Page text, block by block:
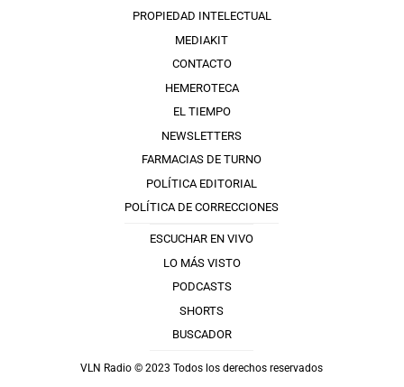
PROPIEDAD INTELECTUAL
MEDIAKIT
CONTACTO
HEMEROTECA
EL TIEMPO
NEWSLETTERS
FARMACIAS DE TURNO
POLÍTICA EDITORIAL
POLÍTICA DE CORRECCIONES
ESCUCHAR EN VIVO
LO MÁS VISTO
PODCASTS
SHORTS
BUSCADOR
VLN Radio © 2023 Todos los derechos reservados